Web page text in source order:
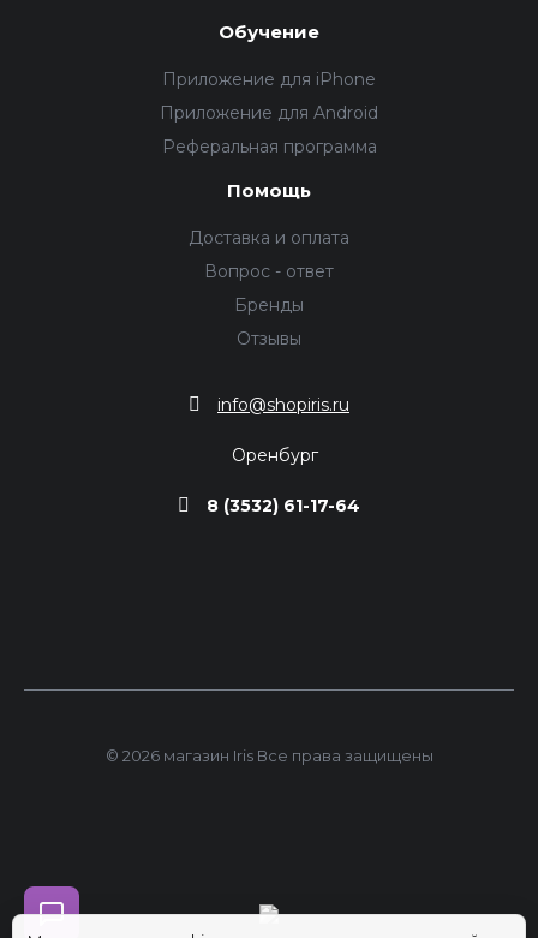
Обучение
Приложение для iPhone
Приложение для Android
Реферальная программа
Помощь
Доставка и оплата
Вопрос - ответ
Бренды
Отзывы
info@shopiris.ru
Оренбург
8 (3532) 61-17-64
© 2026 магазин Iris Все права защищены